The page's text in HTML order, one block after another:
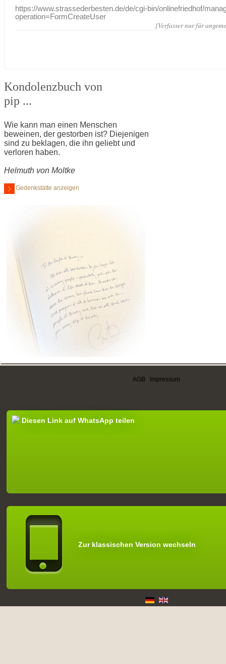
https://www.strassederbesten.de/de/cgi-bin/onlinefriedhof/
operation=FormCreateUser
[Verfasser nur für
Kondolenzbuch von
pip ...
Wie kann man einen Menschen
beweinen, der gestorben ist? Diejenigen
sind zu beklagen, die ihn geliebt und
verloren haben.
Helmuth von Moltke
Gedenkstätte anzeigen
AGB Impressum
Diesen Link auf WhatsApp teilen
Zur klassischen Version wechseln